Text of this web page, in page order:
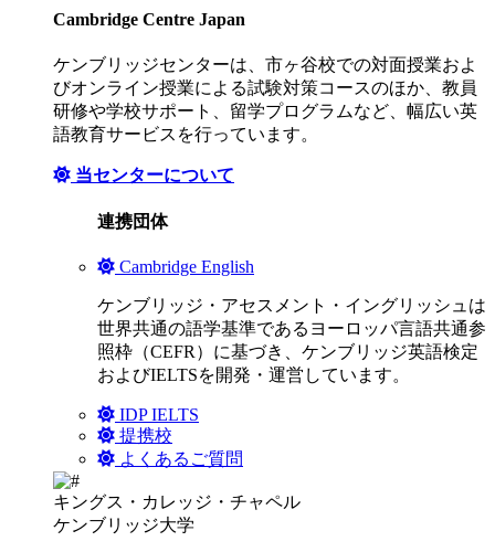
Cambridge Centre Japan
ケンブリッジセンターは、市ヶ谷校での対面授業およ
びオンライン授業による試験対策コースのほか、教員
研修や学校サポート、留学プログラムなど、幅広い英
語教育サービスを行っています。
当センターについて
連携団体
Cambridge English
ケンブリッジ・アセスメント・イングリッシュは
世界共通の語学基準であるヨーロッパ言語共通参
照枠（CEFR）に基づき、ケンブリッジ英語検定
およびIELTSを開発・運営しています。
IDP IELTS
提携校
よくあるご質問
キングス・カレッジ・チャペル
ケンブリッジ大学